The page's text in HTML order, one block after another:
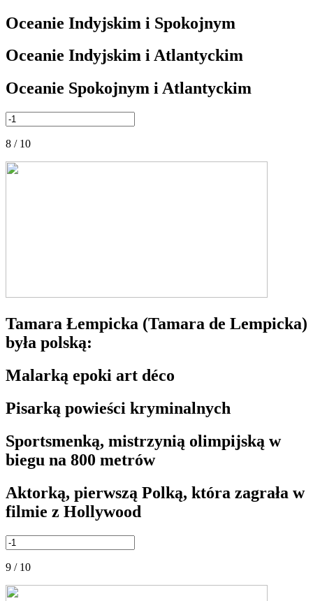
Oceanie Indyjskim i Spokojnym
Oceanie Indyjskim i Atlantyckim
Oceanie Spokojnym i Atlantyckim
8 / 10
Tamara Łempicka (Tamara de Lempicka)
była polską:
Malarką epoki art déco
Pisarką powieści kryminalnych
Sportsmenką, mistrzynią olimpijską w
biegu na 800 metrów
Aktorką, pierwszą Polką, która zagrała w
filmie z Hollywood
9 / 10